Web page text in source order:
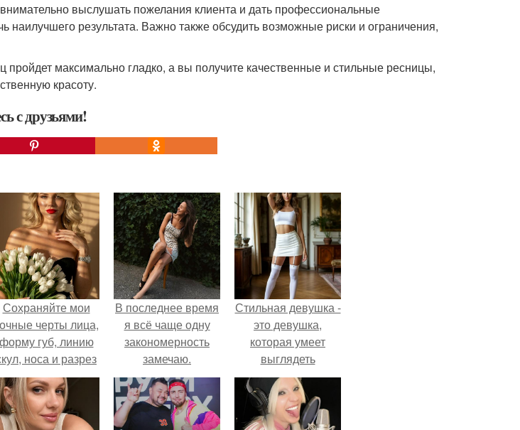
выслушать пожелания клиента и дать профессиональные
наилучшего результата. Важно также обсудить возможные риски и ограничения,
пройдет максимально гладко, а вы получите качественные и стильные ресницы,
красоту.
с друзьями!
Сохраняйте мои
черты лица,
форму губ, линию
носа и разрез
глаз.
В последнее время
я всё чаще одну
закономерность
замечаю.
Стильная девушка -
это девушка,
которая умеет
выглядеть
привлекательно и
элегантно в любои
ситуации.